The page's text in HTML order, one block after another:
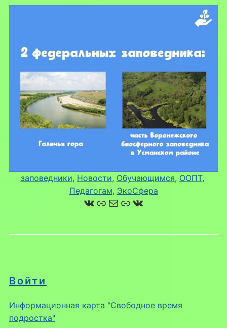
Войти
Информационная карта "Свободное время
подростка"
заповедники, Новости, Обучающимся, ООПТ
Педагогам, ЭкоСфера
ВКонтакте
Ссылка
Почта
Ссылка
ВКонтакте